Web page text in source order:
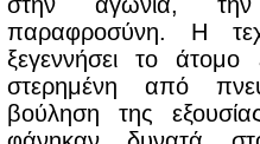
παραφροσύνη. Η
ξεγεννήσει το
στερημένη από
βούληση της